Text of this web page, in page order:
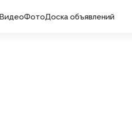
ВидеоФотоДоска объявлений